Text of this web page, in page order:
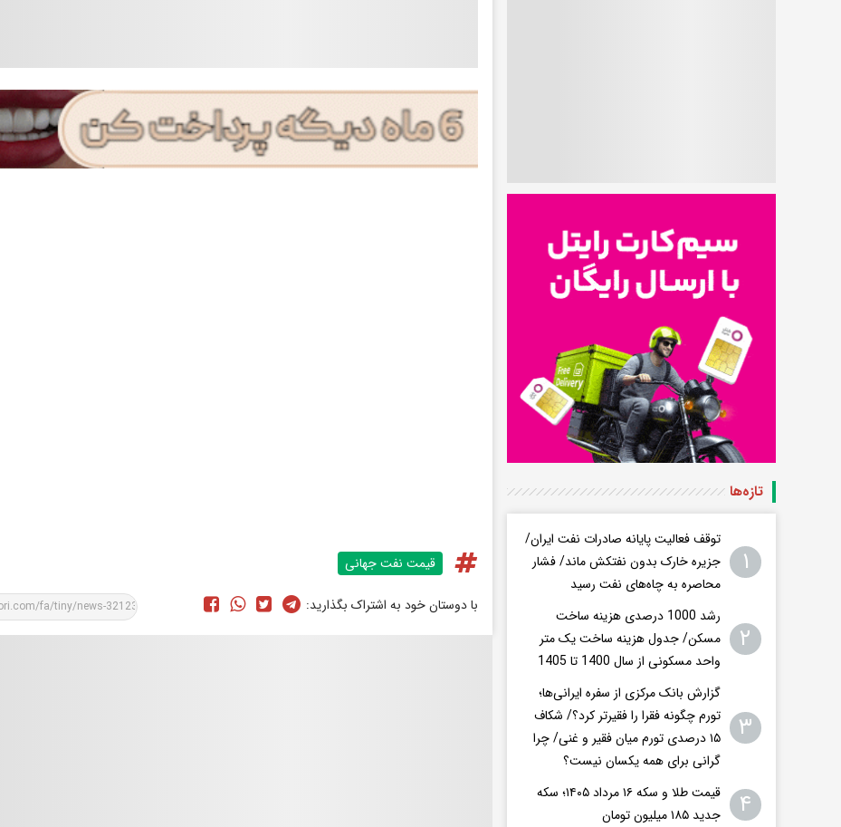
قیمت نفت جهانی
با دوستان خود به اشتراک بگذارید:
تازه‌ها
۱
توقف فعالیت پایانه صادرات نفت ایران/
جزیره خارک بدون نفتکش ماند/ فشار
محاصره به چاه‌های نفت رسید
۲
رشد 1000 درصدی هزینه ساخت
مسکن/ جدول هزینه ساخت یک متر
واحد مسکونی از سال 1400 تا 1405
۳
گزارش بانک مرکزی از سفره ایرانی‌ها؛
تورم چگونه فقرا را فقیرتر کرد؟/ شکاف
۱۵ درصدی تورم میان فقیر و غنی/ چرا
گرانی برای همه یکسان نیست؟
۴
قیمت طلا و سکه ۱۶ مرداد ۱۴۰۵؛ سکه
جدید ١٨۵ میلیون تومان